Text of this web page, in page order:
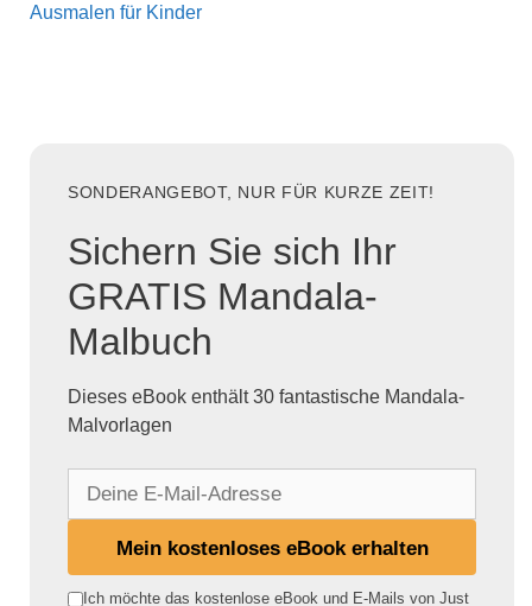
Ausmalen für Kinder
SONDERANGEBOT, NUR FÜR KURZE ZEIT!
Sichern Sie sich Ihr
GRATIS Mandala-
Malbuch
Dieses eBook enthält 30 fantastische Mandala-
Malvorlagen
e
Mein kostenloses eBook erhalten
Ich möchte das kostenlose eBook und E-Mails von Just